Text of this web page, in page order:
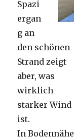
Spazi
ergan
g an
den schönen
Strand zeigt
aber, was
wirklich
starker Wind
ist.
In Bodennähe